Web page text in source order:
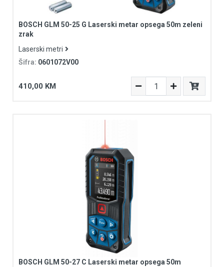
BOSCH GLM 50-25 G Laserski metar opsega 50m zeleni
zrak
Laserski metri
Šifra: 0601072V00
410,00 KM
BOSCH GLM 50-27 C Laserski metar opsega 50m